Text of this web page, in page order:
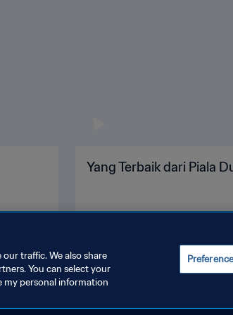
Yang Terbaik dari Piala
traffic. We also share
You can select your
my personal information